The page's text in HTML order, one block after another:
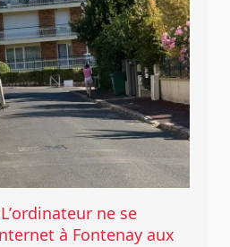
ne se
à Fontenay aux